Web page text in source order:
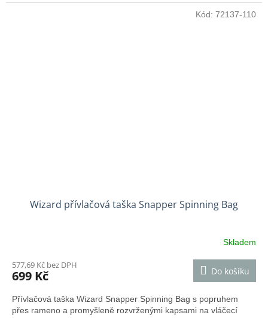
Wizard přívlačová taška Snapper Spinning Bag
Skladem
577,69 Kč bez DPH
699 Kč Do košíku
Přívlačová taška Wizard Snapper Spinning Bag s popruhem
přes rameno a promyšleně rozvrženými kapsami na vláčecí
Kód: 72137-110